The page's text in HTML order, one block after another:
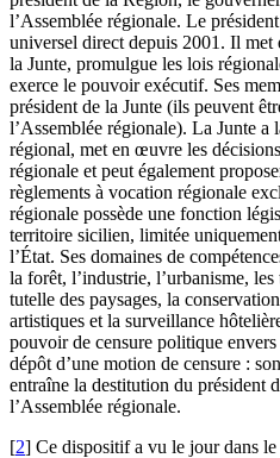
l’Assemblée régionale. Le
universel direct depuis 2001. Il
la Junte, promulgue les lois
exerce le pouvoir exécutif. Ses
président de la Junte (ils peuvent
l’Assemblée régionale). La Junte a
régional, met en œuvre les
régionale et peut également
règlements à vocation régionale
régionale possède une fonction
territoire sicilien, limitée
l’État. Ses domaines de
la forêt, l’industrie, l’urbanisme,
tutelle des paysages, la
artistiques et la surveillance
pouvoir de censure politique
dépôt d’une motion de censure :
entraîne la destitution du président
l’Assemblée régionale.
[2] Ce dispositif a vu le jour dans